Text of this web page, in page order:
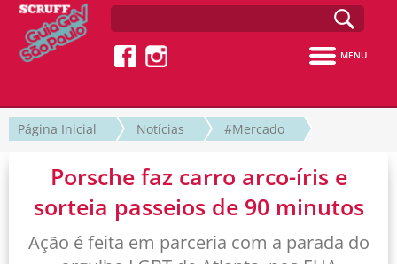
MENU
Página Inicial Notícias #Mercado
Porsche faz carro arco-íris e
sorteia passeios de 90 minutos
Ação é feita em parceria com a parada do